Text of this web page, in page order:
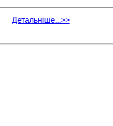
Детальніше...>>